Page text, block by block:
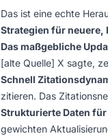
Das ist eine echte
Strategien für neuere,
Das maßgebliche
[alte Quelle] X sagte,
Schnell
zitieren. Das
Strukturierte Daten
gewichten